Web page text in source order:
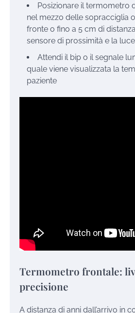
Posizionare il termometro
nel mezzo delle sopracciglia
fronte o fino a 5 cm di
sensore di prossimità e la
Attendi il bip o il segnale
quale viene visualizzata la
paziente
Termometro frontale:
precisione
A distanza di anni dall’arrivo in